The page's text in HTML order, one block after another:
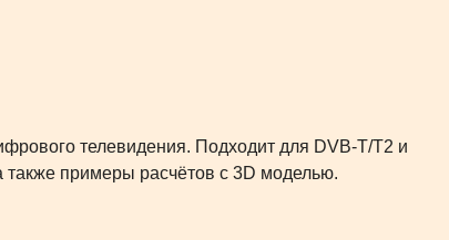
телевидения. Подходит для DVB-T/T2 и
примеры расчётов с 3D моделью.